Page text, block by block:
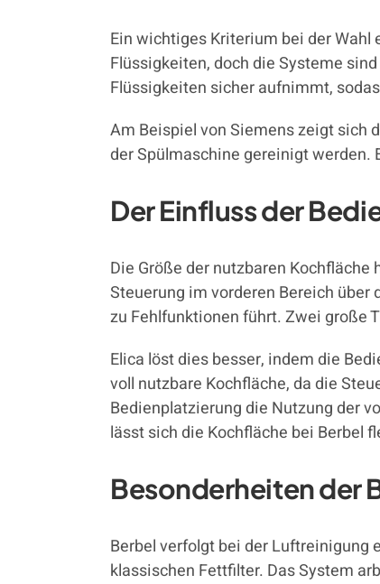
Ein wichtiges Kriterium bei der
Flüssigkeiten, doch die Systeme
Flüssigkeiten sicher aufnimmt,
Am Beispiel von Siemens zeigt sich
der Spülmaschine gereinigt werden.
Der Einfluss der
Die Größe der nutzbaren
Steuerung im vorderen Bereich
zu Fehlfunktionen führt. Zwei große
Elica löst dies besser, indem die
voll nutzbare Kochfläche, da die
Bedienplatzierung die Nutzung der
lässt sich die Kochfläche bei Berbel
Besonderheiten
Berbel verfolgt bei der Luftreinigung
klassischen Fettfilter. Das System